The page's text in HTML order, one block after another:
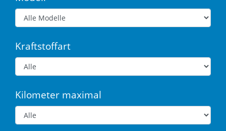
Kraftstoffart
Kilometer maximal